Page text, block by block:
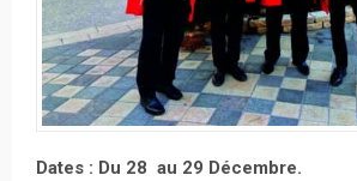
Dates : Du 28 au 29 Décembre.